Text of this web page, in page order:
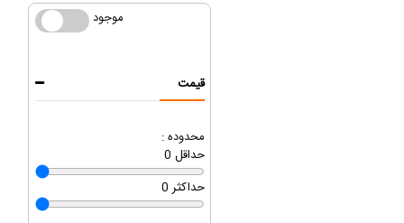
موجود موجود
قیمت
محدوده :
0 حداقل
0 حداکثر